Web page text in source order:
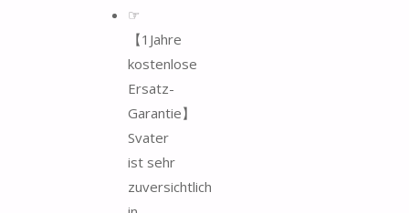
☞
【1Jahre
kostenlose
Ersatz-
Garantie】
Svater
ist sehr
zuversichtlich